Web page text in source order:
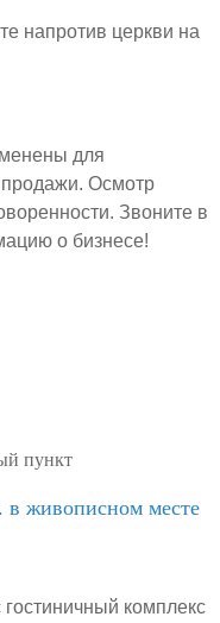
напротив церкви на
для
Осмотр
Звоните в
о бизнесе!
пункт
в живописном месте
комплекс